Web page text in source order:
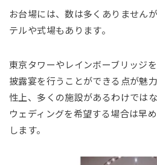
お台場には、数は多くありません
テルや式場もあります。
東京タワーやレインボーブリッジ
披露宴を行うことができる点が魅
性上、多くの施設があるわけでは
ウェディングを希望する場合は早
します。